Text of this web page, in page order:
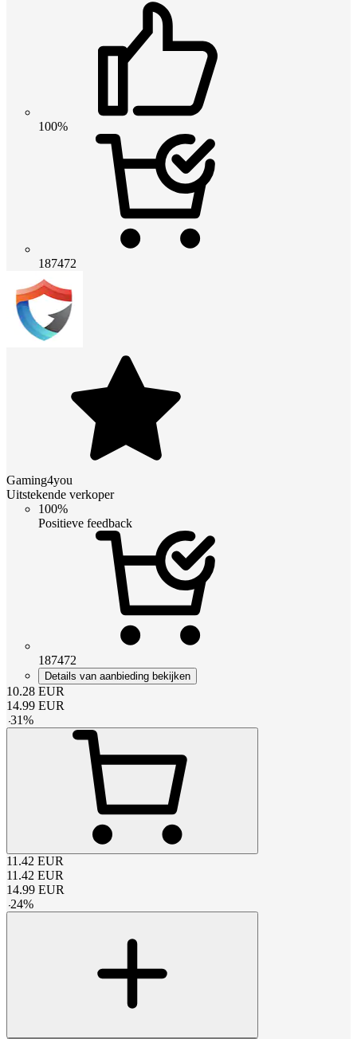
100%
187472
Gaming4you
Uitstekende verkoper
100%
Positieve feedback
187472
Details van aanbieding bekijken
10.28 EUR
14.99 EUR
-31%
11.42 EUR
11.42 EUR
14.99 EUR
-24%